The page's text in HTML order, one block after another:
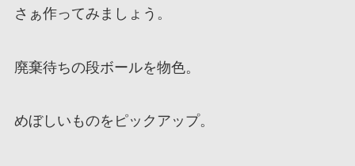
さぁ作ってみましょう。
廃棄待ちの段ボールを物色。
めぼしいものをピックアップ。